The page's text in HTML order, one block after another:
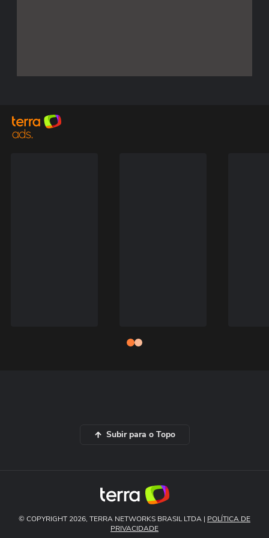
Subir para o Topo
© COPYRIGHT 2026, TERRA NETWORKS BRASIL LTDA | POLÍTICA DE
PRIVACIDADE